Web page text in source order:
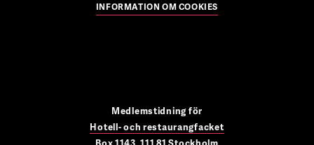
INFORMATION OM COOKIES
Medlemstidning för
Hotell- och restaurangfacket